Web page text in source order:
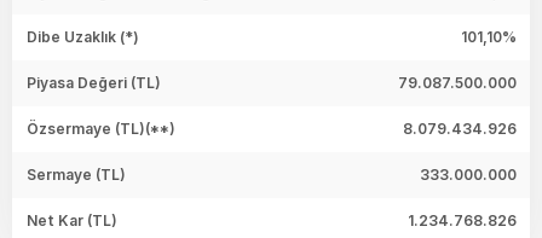
Dibe Uzaklık (*) 101,10%
Piyasa Değeri (TL) 79.087.500.000
Özsermaye (TL)(**) 8.079.434.926
Sermaye (TL) 333.000.000
Net Kar (TL) 1.234.768.826